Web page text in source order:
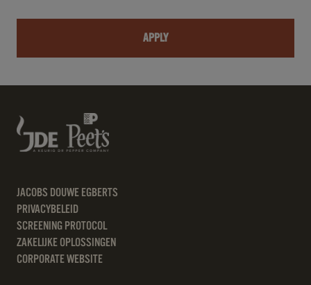
APPLY
JACOBS DOUWE EGBERTS
PRIVACYBELEID
SCREENING PROTOCOL
ZAKELIJKE OPLOSSINGEN
CORPORATE WEBSITE